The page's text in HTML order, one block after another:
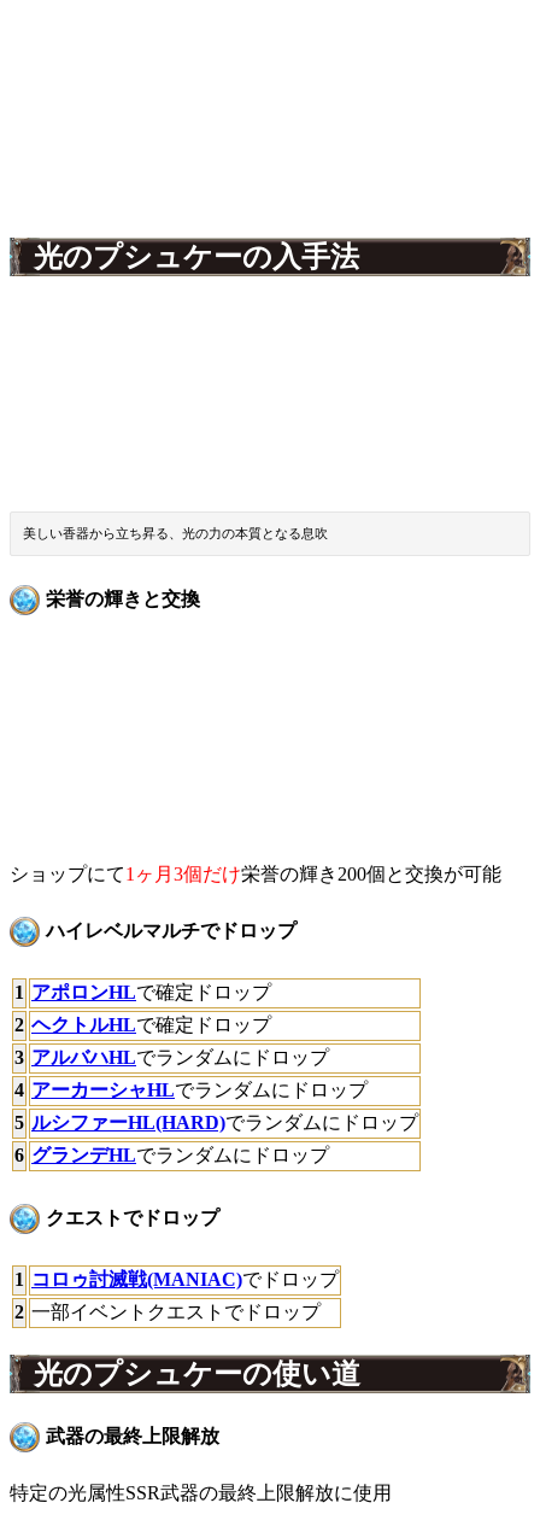
光のプシュケーの入手法
美しい香器から立ち昇る、光の力の本質となる息吹
栄誉の輝きと交換
ショップにて1ヶ月3個だけ栄誉の輝き200個と交換が可能
ハイレベルマルチでドロップ
1 アポロンHLで確定ドロップ
2 ヘクトルHLで確定ドロップ
3 アルバハHLでランダムにドロップ
4 アーカーシャHLでランダムにドロップ
5 ルシファーHL(HARD)でランダムにドロップ
6 グランデHLでランダムにドロップ
クエストでドロップ
1 コロゥ討滅戦(MANIAC)でドロップ
2 一部イベントクエストでドロップ
光のプシュケーの使い道
武器の最終上限解放
特定の光属性SSR武器の最終上限解放に使用